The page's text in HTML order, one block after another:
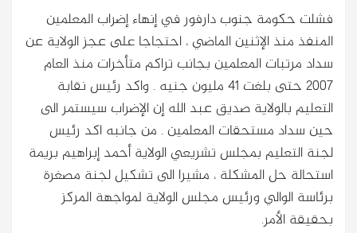
فشلت حكومة جنوب دارفور في إنهاء إضراب المعلمين
المنفذ منذ الإثنين الماضي ، احتجاجا على عجز الولاية عن
سداد مرتبات المعلمين بجانب تراكم متأخرات منذ العام
2007 حتى بلغت 41 مليون جنيه
. واكد رئيس نقابة
التعليم بالولاية صديق عبد الله إن الإضراب سيستمر الى
حين سداد مستحقات المعلمين . من جانبه اكد رئيس
لجنة التعليم بمجلس تشريعي الولاية أحمد إبراهيم بريمة
استحالة حل المشكلة ، مشيرا الى تشكيل لجنة مصغرة
برئاسة الوالي ورئيس مجلس الولاية لمواجهة المركز
بحقيقة الأمر.